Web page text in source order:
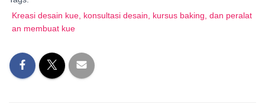
Kreasi desain kue, konsultasi desain, kursus baking, dan peralat
an membuat kue